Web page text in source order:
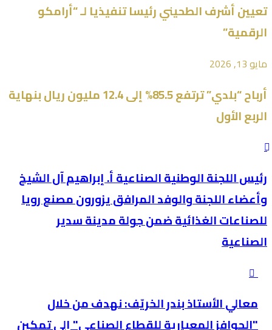
تعيين أشرف الطحيني رئيسا تنفيذيا لـ “أرامكو
الرقمية”
مايو 13, 2026
أرباح “بلدي” ترتفع 85.5% إلى 12.4 مليون ريال بنهاية
الربع الأول
رئيس اللجنة الوطنية الصناعية أ. إبراهيم آل الشيخ
وأعضاء اللجنة والوفد المرافق يزورون مصنع رويا
للصناعات الغذائية ضمن جولة مدينة سدير
الصناعية
معالي الأستاذ بندر الخريّف: نهدف من خلال
"الحوافز المعيارية للقطاع الصناعي" إلى تمكين